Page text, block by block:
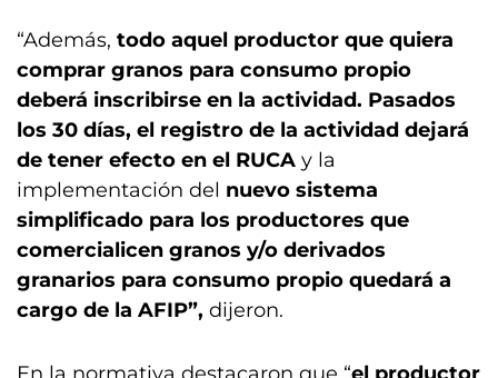
“Además, todo aquel productor que quiera
comprar granos para consumo propio
deberá inscribirse en la actividad. Pasados
los 30 días, el registro de la actividad dejará
de tener efecto en el RUCA y la
implementación del nuevo sistema
simplificado para los productores que
comercialicen granos y/o derivados
granarios para consumo propio quedará a
cargo de la AFIP”, dijeron.